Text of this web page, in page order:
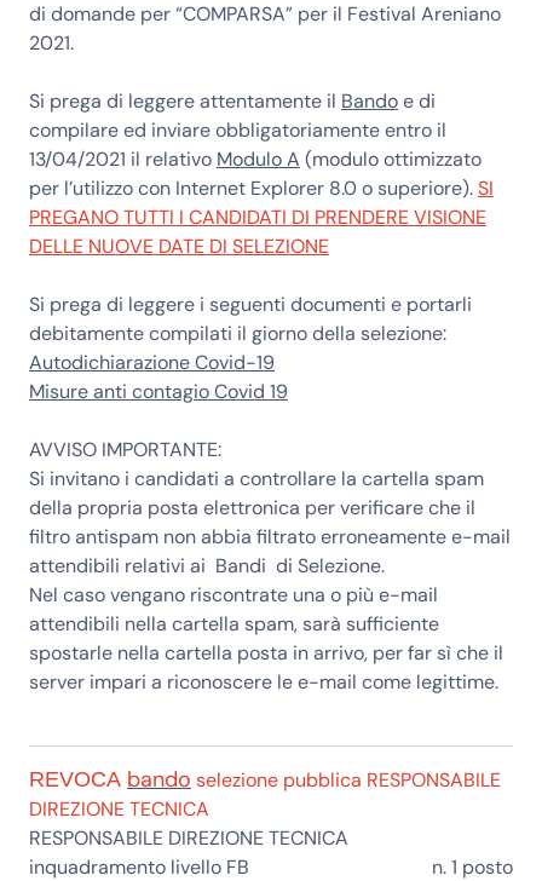
di domande per “COMPARSA” per il Festival Areniano
2021.
Si prega di leggere attentamente il Bandoe di
compilare ed inviare obbligatoriamente entro il
13/04/2021 il relativo Modulo A (modulo ottimizzato
per l’utilizzo con Internet Explorer 8.0 o superiore).SI
PREGANO TUTTI I CANDIDATI DI PRENDERE VISIONE
DELLE NUOVE DATE DI SELEZIONE
Si prega di leggere i seguenti documenti e portarli
debitamente compilati il giorno della selezione:
Autodichiarazione Covid-19
Misure anti contagio Covid 19
AVVISO IMPORTANTE:
Si invitano i candidati a controllare la cartella spam
della propria posta elettronica per verificare che il
filtro antispam non abbia filtrato erroneamente e-mail
attendibili relativi ai Bandi di Selezione.
Nel caso vengano riscontrate una o più e-mail
attendibili nella cartella spam, sarà sufficiente
spostarle nella cartella posta in arrivo, per far sì che il
server impari a riconoscere le e-mail come legittime.
REVOCA bando selezione pubblica RESPONSABILE
DIREZIONE TECNICA
RESPONSABILE DIREZIONE TECNICA
inquadramento livello FB
n. 1 posto